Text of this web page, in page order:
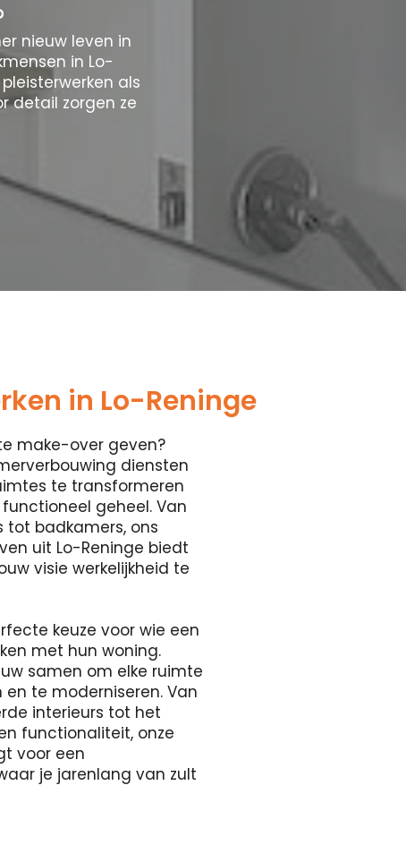
nieuw leven in
in Lo-
als
detail zorgen ze
in Lo-Reninge
make-over geven?
diensten
te transformeren
geheel. Van
tot badkamers, ons
uit Lo-Reninge biedt
visie werkelijkheid te
keuze voor wie een
met hun woning.
samen om elke ruimte
te moderniseren. Van
interieurs tot het
functionaliteit, onze
voor een
je jarenlang van zult